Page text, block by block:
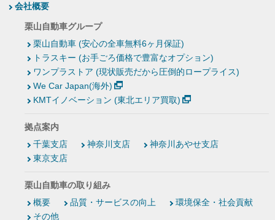
会社概要
栗山自動車グループ
栗山自動車 (安心の全車無料6ヶ月保証)
トラスキー (お手ごろ価格で豊富なオプション)
ワンプラストア (現状販売だから圧倒的ロープライス)
We Car Japan(海外)
KMTイノベーション (東北エリア買取)
拠点案内
千葉支店
神奈川支店
神奈川あやせ支店
東京支店
栗山自動車の取り組み
概要
品質・サービスの向上
環境保全・社会貢献
その他